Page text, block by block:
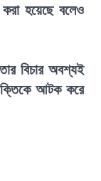
হয়েছে বলেও
বিচার অবশ্যই
আটক করে